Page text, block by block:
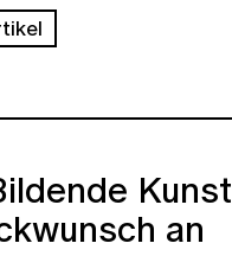
Kunst
an